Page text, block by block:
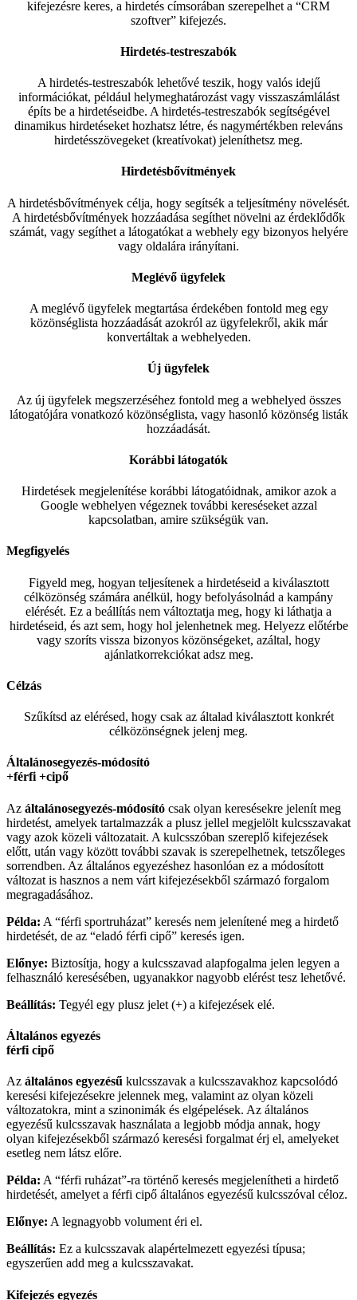
kifejezésre keres, a hirdetés címsorában szerepelhet a “CRM
szoftver” kifejezés.
Hirdetés-testreszabók
A hirdetés-testreszabók lehetővé teszik, hogy valós idejű
információkat, például helymeghatározást vagy visszaszámlálást
építs be a hirdetéseidbe. A hirdetés-testreszabók segítségével
dinamikus hirdetéseket hozhatsz létre, és nagymértékben releváns
hirdetésszövegeket (kreatívokat) jeleníthetsz meg.
Hirdetésbővítmények
A hirdetésbővítmények célja, hogy segítsék a teljesítmény növelését.
A hirdetésbővítmények hozzáadása segíthet növelni az érdeklődők
számát, vagy segíthet a látogatókat a webhely egy bizonyos helyére
vagy oldalára irányítani.
Meglévő ügyfelek
A meglévő ügyfelek megtartása érdekében fontold meg egy
közönséglista hozzáadását azokról az ügyfelekről, akik már
konvertáltak a webhelyeden.
Új ügyfelek
Az új ügyfelek megszerzéséhez fontold meg a webhelyed összes
látogatójára vonatkozó közönséglista, vagy hasonló közönség listák
hozzáadását.
Korábbi látogatók
Hirdetések megjelenítése korábbi látogatóidnak, amikor azok a
Google webhelyen végeznek további kereséseket azzal
kapcsolatban, amire szükségük van.
Megfigyelés
Figyeld meg, hogyan teljesítenek a hirdetéseid a kiválasztott
célközönség számára anélkül, hogy befolyásolnád a kampány
elérését. Ez a beállítás nem változtatja meg, hogy ki láthatja a
hirdetéseid, és azt sem, hogy hol jelenhetnek meg. Helyezz előtérbe
vagy szoríts vissza bizonyos közönségeket, azáltal, hogy
ajánlatkorrekciókat adsz meg.
Célzás
Szűkítsd az elérésed, hogy csak az általad kiválasztott konkrét
célközönségnek jelenj meg.
Általánosegyezés-módosító
+férfi +cipő
Az általánosegyezés-módosító csak olyan keresésekre jelenít meg
hirdetést, amelyek tartalmazzák a plusz jellel megjelölt kulcsszavakat
vagy azok közeli változatait. A kulcsszóban szereplő kifejezések
előtt, után vagy között további szavak is szerepelhetnek, tetszőleges
sorrendben. Az általános egyezéshez hasonlóan ez a módosított
változat is hasznos a nem várt kifejezésekből származó forgalom
megragadásához.
Példa: A “férfi sportruházat” keresés nem jelenítené meg a hirdető
hirdetését, de az “eladó férfi cipő” keresés igen.
Előnye: Biztosítja, hogy a kulcsszavad alapfogalma jelen legyen a
felhasználó keresésében, ugyanakkor nagyobb elérést tesz lehetővé.
Beállítás: Tegyél egy plusz jelet (+) a kifejezések elé.
Általános egyezés
férfi cipő
Az általános egyezésű kulcsszavak a kulcsszavakhoz kapcsolódó
keresési kifejezésekre jelennek meg, valamint az olyan közeli
változatokra, mint a szinonimák és elgépelések. Az általános
egyezésű kulcsszavak használata a legjobb módja annak, hogy
olyan kifejezésekből származó keresési forgalmat érj el, amelyeket
esetleg nem látsz előre.
Példa: A “férfi ruházat”-ra történő keresés megjelenítheti a hirdető
hirdetését, amelyet a férfi cipő általános egyezésű kulcsszóval céloz.
Előnye: A legnagyobb volument éri el.
Beállítás: Ez a kulcsszavak alapértelmezett egyezési típusa;
egyszerűen add meg a kulcsszavakat.
Kifejezés egyezés